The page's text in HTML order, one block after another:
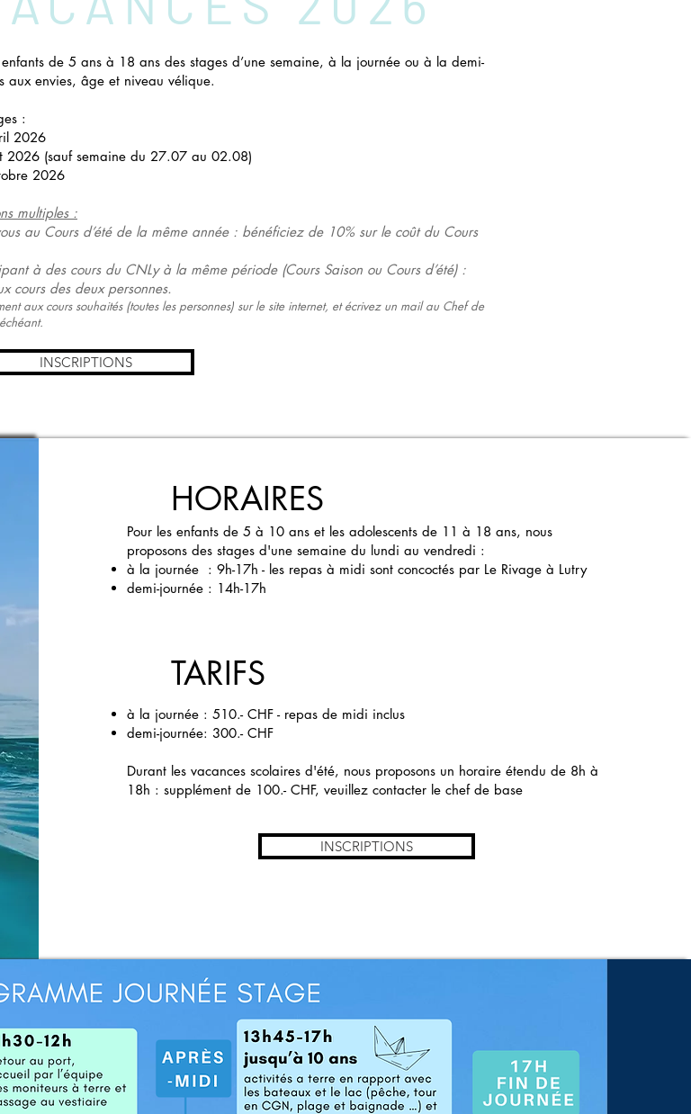
de 5 ans à 18 ans des stages d’une semaine, à la journée ou à la demi-
aux envies, âge et niveau vélique.
:
2026
(sauf semaine du 27.07 au 02.08)
2026
multiples :
au Cours d’été de la même année : bénéficiez de 10% sur le coût du Cours
à des cours du CNLy à la même période (Cours Saison ou Cours d’été) :
cours des deux personnes.
aux cours souhaités (toutes les personnes) sur le site internet, et écrivez un mail au Chef de
INSCRIPTIONS
HORAIRES
Pour les enfants de 5 à 10 ans et les adolescents de 11 à 18 ans, nous
proposons des stages d'une semaine du lundi au vendredi :
à la journée : 9h-17h - les repas à midi sont concoctés par Le Rivage à Lutry
demi-journée : 14h-17h
TARIFS
à la journée : 510.- CHF - repas de midi inclus
demi-journée: 300.- CHF
Durant les vacances scolaires d'été​, nous proposons un horaire étendu de 8h à
18h : supplément de 100.- CHF, veuillez contacter le chef de base
INSCRIPTIONS